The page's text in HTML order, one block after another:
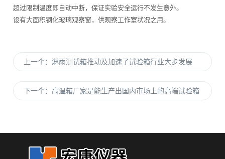
超过限制温度即自动中断，保证实验安全运行不发生意外。
设有大面积钢化玻璃观察窗，供观察工作室状况之用。
上一个：淋雨测试箱推动及加速了试验箱行业大步发展
下一个：高温箱厂家是能生产出国内市场上的高端试验箱